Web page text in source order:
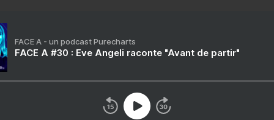
FACE A - un podcast Purecharts
FACE A #30 : Eve Angeli raconte "Avant de partir"